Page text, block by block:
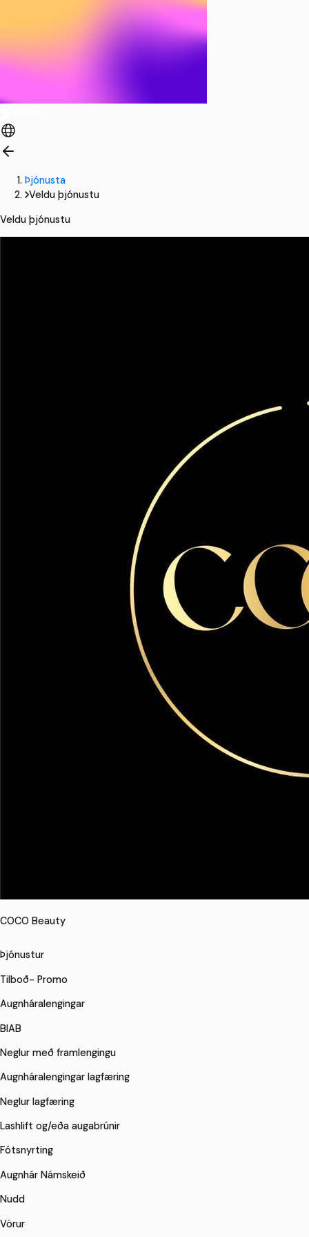
Þjónusta
Veldu þjónustu
Veldu þjónustu
COCO Beauty
Þjónustur
Tilboð- Promo
Augnháralengingar
BIAB
Neglur með framlengingu
Augnháralengingar lagfæring
Neglur lagfæring
Lashlift og/eða augabrúnir
Fótsnyrting
Augnhár Námskeið
Nudd
Vörur